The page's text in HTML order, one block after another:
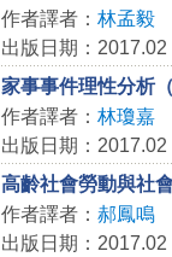
作者譯者： 林孟毅
出版日期：2017.02
家事事件理性分析
作者譯者： 林瓊嘉
出版日期：2017.02
高齡社會勞動與社
作者譯者： 郝鳳鳴
出版日期：2017.02